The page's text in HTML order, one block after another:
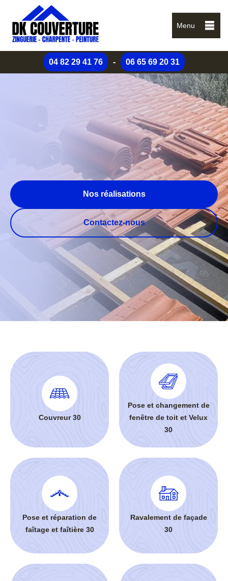
Menu
04 82 29 41 76 - 06 65 69 20 31
Nos réalisations
Contactez-nous
Couvreur 30
Pose et changement de
fenêtre de toit et Velux
30
Pose et réparation de
faîtage et faîtière 30
Ravalement de façade
30